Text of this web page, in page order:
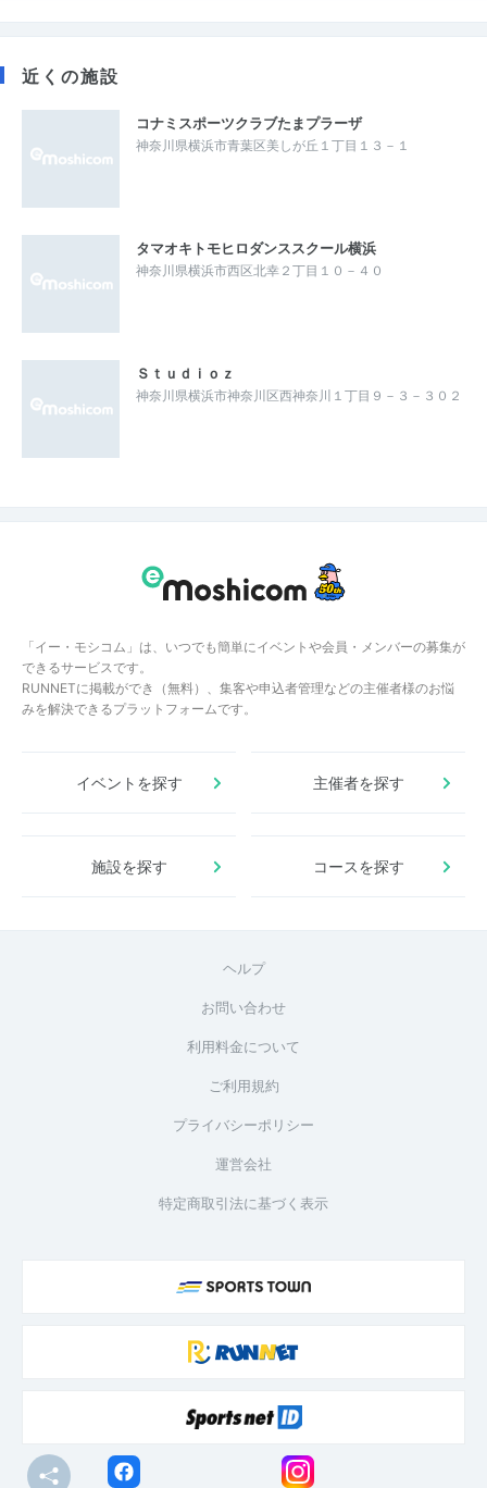
近くの施設
コナミスポーツクラブたまプラーザ
神奈川県横浜市青葉区美しが丘１丁目１３－１
タマオキトモヒロダンススクール横浜
神奈川県横浜市西区北幸２丁目１０－４０
Ｓｔｕｄｉｏｚ
神奈川県横浜市神奈川区西神奈川１丁目９－３－３０２
「イー・モシコム」は、いつでも簡単にイベントや会員・メンバーの募集が
できるサービスです。
RUNNETに掲載ができ（無料）、集客や申込者管理などの主催者様のお悩
みを解決できるプラットフォームです。
イベントを探す 主催者を探す
施設を探す コースを探す
ヘルプ
お問い合わせ
利用料金について
ご利用規約
プライバシーポリシー
運営会社
特定商取引法に基づく表示